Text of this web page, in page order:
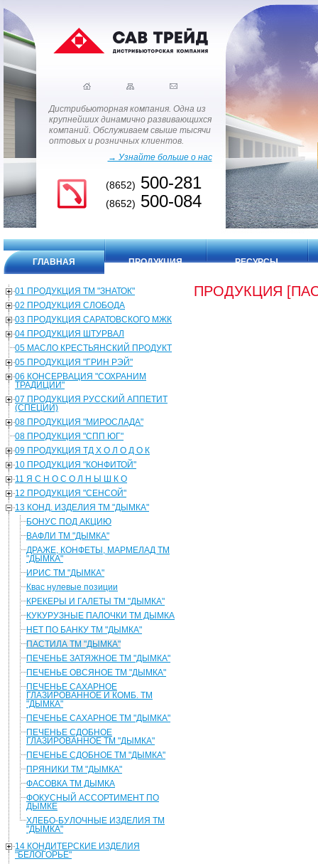
Дистрибьюторная компания. Одна из
крупнейших динамично развивающихся
компаний. Обслуживаем свыше тысячи
оптовых и розничных клиентов.
→ Узнайте больше о нас
(8652) 500-281
(8652) 500-084
ГЛАВНАЯ ПРОДУКЦИЯ РЕСУРСЫ
01 ПРОДУКЦИЯ ТМ "ЗНАТОК"
02 ПРОДУКЦИЯ СЛОБОДА
03 ПРОДУКЦИЯ САРАТОВСКОГО МЖК
04 ПРОДУКЦИЯ ШТУРВАЛ
05 МАСЛО КРЕСТЬЯНСКИЙ ПРОДУКТ
05 ПРОДУКЦИЯ "ГРИН РЭЙ"
06 КОНСЕРВАЦИЯ "СОХРАНИМ
ТРАДИЦИИ"
07 ПРОДУКЦИЯ РУССКИЙ АППЕТИТ
(СПЕЦИИ)
08 ПРОДУКЦИЯ "МИРОСЛАДА"
08 ПРОДУКЦИЯ "СПП ЮГ"
09 ПРОДУКЦИЯ ТД Х О Л О Д О К
10 ПРОДУКЦИЯ "КОНФИТОЙ"
11 Я С Н О С О Л Н Ы Ш К О
12 ПРОДУКЦИЯ "СЕНСОЙ"
13 КОНД. ИЗДЕЛИЯ ТМ "ДЫМКА"
БОНУС ПОД АКЦИЮ
ВАФЛИ ТМ "ДЫМКА"
ДРАЖЕ, КОНФЕТЫ, МАРМЕЛАД ТМ
"ДЫМКА"
ИРИС ТМ "ДЫМКА"
Квас нулевые позиции
КРЕКЕРЫ И ГАЛЕТЫ ТМ "ДЫМКА"
КУКУРУЗНЫЕ ПАЛОЧКИ ТМ ДЫМКА
НЕТ ПО БАНКУ ТМ "ДЫМКА"
ПАСТИЛА ТМ "ДЫМКА"
ПЕЧЕНЬЕ ЗАТЯЖНОЕ ТМ "ДЫМКА"
ПЕЧЕНЬЕ ОВСЯНОЕ ТМ "ДЫМКА"
ПЕЧЕНЬЕ САХАРНОЕ
ГЛАЗИРОВАННОЕ И КОМБ. ТМ
"ДЫМКА"
ПЕЧЕНЬЕ САХАРНОЕ ТМ "ДЫМКА"
ПЕЧЕНЬЕ СДОБНОЕ
ГЛАЗИРОВАННОЕ ТМ "ДЫМКА"
ПЕЧЕНЬЕ СДОБНОЕ ТМ "ДЫМКА"
ПРЯНИКИ ТМ "ДЫМКА"
ФАСОВКА ТМ ДЫМКА
ФОКУСНЫЙ АССОРТИМЕНТ ПО
ДЫМКЕ
ХЛЕБО-БУЛОЧНЫЕ ИЗДЕЛИЯ ТМ
"ДЫМКА"
14 КОНДИТЕРСКИЕ ИЗДЕЛИЯ
"БЕЛОГОРЬЕ"
ПРОДУКЦИЯ